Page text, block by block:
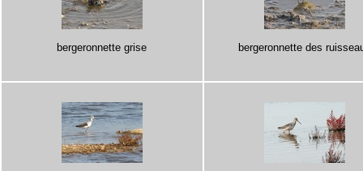
bergeronnette grise bergeronnette des